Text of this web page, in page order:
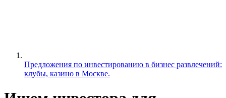
Предложения по инвестированию в бизнес развлечений:
клубы, казино в Москве.